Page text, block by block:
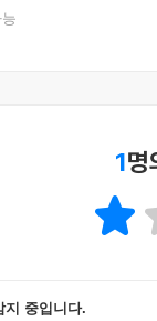
1명
지 중입니다.